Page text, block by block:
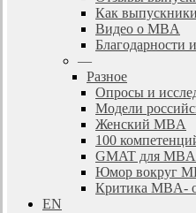
Как
Видео о MBA
Благодарности
—
Разное
Опросы и
Модели
Женский MBA
100
GMAT для MBA
Юмор вокруг
Критика MBA-
EN